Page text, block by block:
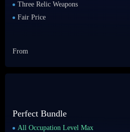
Three Relic Weapons
Fair Price
From
Perfect Bundle
All Occupation Level Max